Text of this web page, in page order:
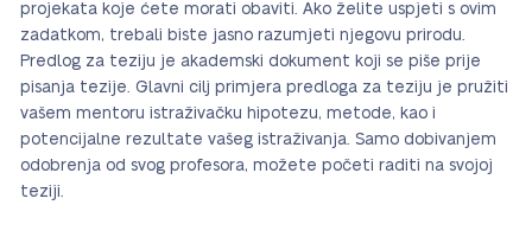
projekata koje ćete morati obaviti. Ako želite uspjeti s ovim
zadatkom, trebali biste jasno razumjeti njegovu prirodu.
Predlog za teziju je akademski dokument koji se piše prije
pisanja tezije. Glavni cilj primjera predloga za teziju je pružiti
vašem mentoru istraživačku hipotezu, metode, kao i
potencijalne rezultate vašeg istraživanja. Samo dobivanjem
odobrenja od svog profesora, možete početi raditi na svojoj
teziji.